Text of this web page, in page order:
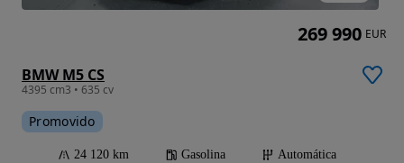
BMW M5 CS
4395 cm3 • 635 cv
Promovido
24 120 km Gasolina
Automática
269 990 EUR